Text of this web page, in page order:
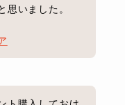
思いました。